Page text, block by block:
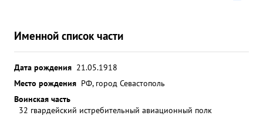
Именной список части
Дата рождения 21.05.1918
Место рождения РФ, город Севастополь
Воинская часть
32 гвардейский истребительный авиационный полк